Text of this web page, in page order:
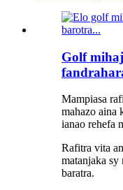
Golf
Mampiasa
mahazo aina
ianao rehefa
Rafitra vita
matanjaka
baratra.